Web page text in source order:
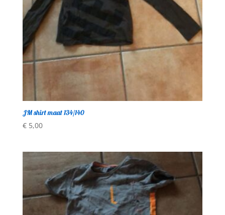
JM shirt maat 134/140
€5,00